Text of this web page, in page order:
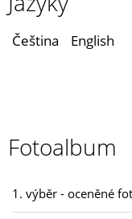
Čeština English
Fotoalbum
1. výběr - oceněné